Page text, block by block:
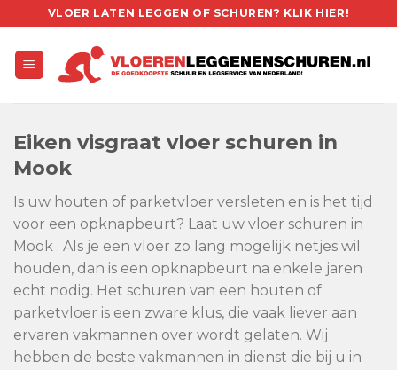
to
content
VLOER LATEN LEGGEN OF SCHUREN? KLIK HIER!
Eiken visgraat vloer schuren in
Mook
Is uw houten of parketvloer versleten en is het tijd
voor een opknapbeurt? Laat uw vloer schuren in
Mook . Als je een vloer zo lang mogelijk netjes wil
houden, dan is een opknapbeurt na enkele jaren
echt nodig. Het schuren van een houten of
parketvloer is een zware klus, die vaak liever aan
ervaren vakmannen over wordt gelaten. Wij
hebben de beste vakmannen in dienst die bij u in